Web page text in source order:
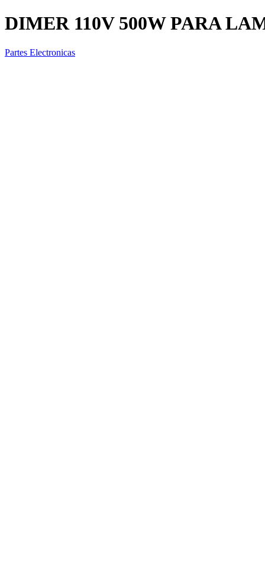
DIMER 110V 500W PARA
Partes Electronicas